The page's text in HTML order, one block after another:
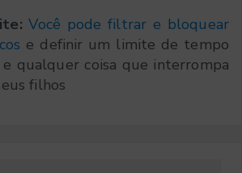
Você pode filtrar e bloquear
e definir um limite de tempo
e qualquer coisa que interrompa
filhos